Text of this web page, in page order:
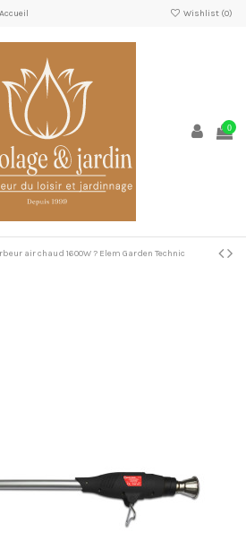
Accueil Wishlist (0)
0
air chaud 1600W ? Elem Garden Technic